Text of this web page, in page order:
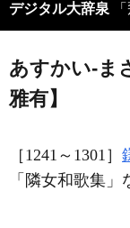
デジタル大辞泉
あすかい‐ま
雅有】
［1241～1301］
「隣女和歌集」